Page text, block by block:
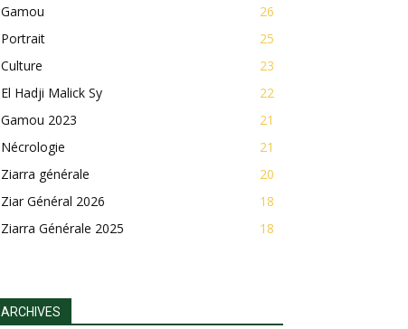
Gamou
26
Portrait
25
Culture
23
El Hadji Malick Sy
22
Gamou 2023
21
Nécrologie
21
Ziarra générale
20
Ziar Général 2026
18
Ziarra Générale 2025
18
ARCHIVES